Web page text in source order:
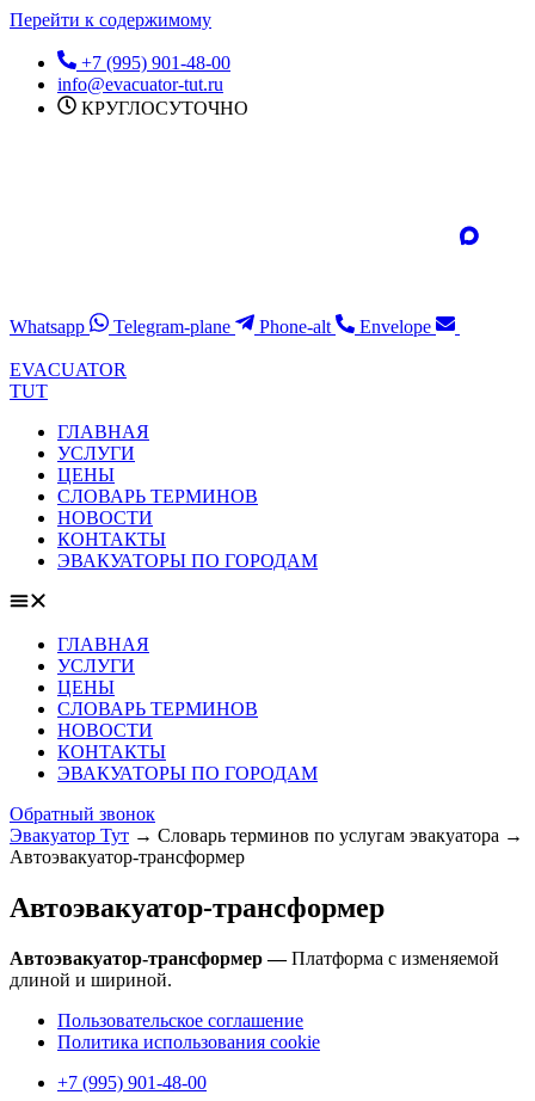
Перейти к содержимому
+7 (995) 901-48-00
info@evacuator-tut.ru
КРУГЛОСУТОЧНО
Whatsapp Telegram-plane Phone-alt Envelope
EVACUATOR
TUT
ГЛАВНАЯ
УСЛУГИ
ЦЕНЫ
СЛОВАРЬ ТЕРМИНОВ
НОВОСТИ
КОНТАКТЫ
ЭВАКУАТОРЫ ПО ГОРОДАМ
ГЛАВНАЯ
УСЛУГИ
ЦЕНЫ
СЛОВАРЬ ТЕРМИНОВ
НОВОСТИ
КОНТАКТЫ
ЭВАКУАТОРЫ ПО ГОРОДАМ
Обратный звонок
Эвакуатор Тут → Словарь терминов по услугам эвакуатора →
Автоэвакуатор-трансформер
Автоэвакуатор-трансформер
Автоэвакуатор-трансформер —Платформа с изменяемой
длиной и шириной.
Пользовательское соглашение
Политика использования cookie
+7 (995) 901-48-00